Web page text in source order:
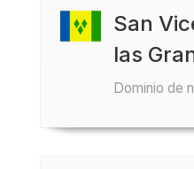
San
las
Dominio de